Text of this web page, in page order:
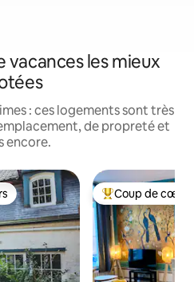
vacances les mieux
: ces logements sont très
de propreté et
encore.
plus appréciés Coups de cœur
Coup de cœur